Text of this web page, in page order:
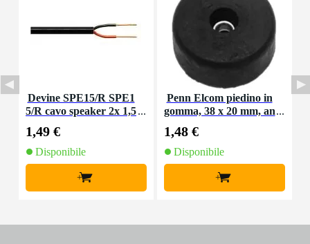
Devine SPE15/R SPE1
5/R cavo speaker 2x 1,5
1,49 €
Disponibile
+
Penn Elcom piedino in
gomma, 38 x 20 mm, an
1,48 €
Disponibile
+